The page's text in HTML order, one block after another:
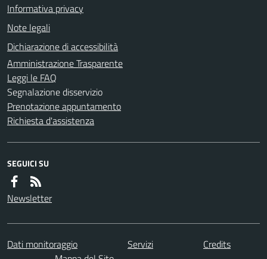
Informativa privacy
Note legali
Dichiarazione di accessibilità
Amministrazione Trasparente
Leggi le FAQ
Segnalazione disservizio
Prenotazione appuntamento
Richiesta d'assistenza
SEGUICI SU
Newsletter
Dati monitoraggio Servizi
Credits